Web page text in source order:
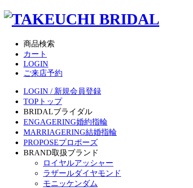
商品検索
カート
LOGIN
ご来店予約
LOGIN / 新規会員登録
TOP トップ
BRIDALブライダル
ENGAGERING婚約指輪
MARRIAGERING結婚指輪
PROPOSEプロポーズ
BRAND取扱ブランド
ロイヤルアッシャー
ラザールダイヤモンド
モニッケンダム